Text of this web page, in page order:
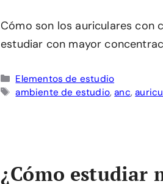
Cómo son los auriculares con
estudiar con mayor
Categorías
Elementos de estudio
Etiquetas
ambiente de estudio,anc,
¿Cómo estudiar